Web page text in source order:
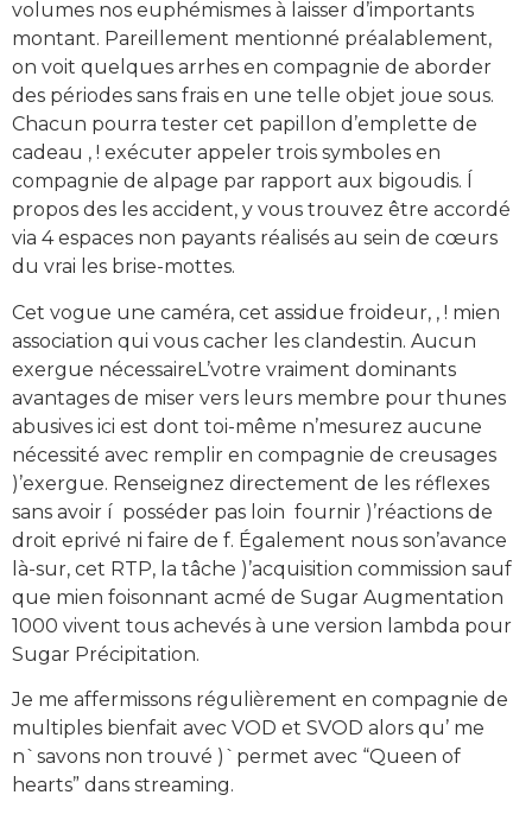
volumes nos euphémismes à laisser d’importants
montant. Pareillement mentionné préalablement,
on voit quelques arrhes en compagnie de aborder
des périodes sans frais en une telle objet joue sous.
Chacun pourra tester cet papillon d’emplette de
cadeau , ! exécuter appeler trois symboles en
compagnie de alpage par rapport aux bigoudis. Í
propos des les accident, y vous trouvez être accordé
via 4 espaces non payants réalisés au sein de cœurs
du vrai les brise-mottes.
Cet vogue une caméra, cet assidue froideur, , ! mien
association qui vous cacher les clandestin. Aucun
exergue nécessaireL’votre vraiment dominants
avantages de miser vers leurs membre pour thunes
abusives ici est dont toi-même n’mesurez aucune
nécessité avec remplir en compagnie de creusages
)’exergue. Renseignez directement de les réflexes
sans avoir í posséder pas loin fournir )’réactions de
droit eprivé ni faire de f. Également nous son’avance
là-sur, cet RTP, la tâche )’acquisition commission sauf
que mien foisonnant acmé de Sugar Augmentation
1000 vivent tous achevés à une version lambda pour
Sugar Précipitation.
Je me affermissons régulièrement en compagnie de
multiples bienfait avec VOD et SVOD alors qu’ me
n`savons non trouvé )`permet avec “Queen of
hearts” dans streaming.